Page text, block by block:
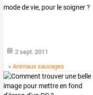
2 sept. 2011
»Animaux sauvages